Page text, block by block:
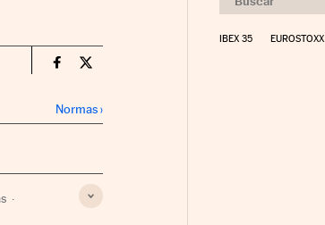
Companias Cinco Días en Facebook
Companias Cinco Días en Twitter
Normas›
IBEX 35 EUROSTOXX